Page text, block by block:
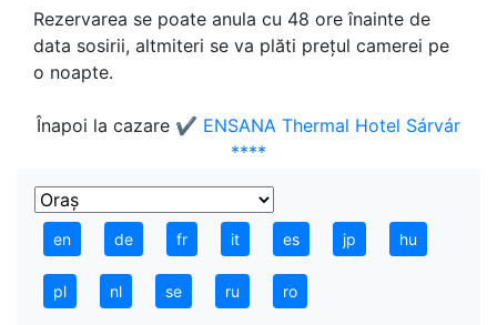
Rezervarea se poate anula cu 48 ore înainte de
data sosirii, altmiteri se va plăti preţul camerei pe
o noapte.
Înapoi la cazare ✔️ ENSANA Thermal Hotel Sárvár
****
en de fr it es jp hu
pl nl se ru ro